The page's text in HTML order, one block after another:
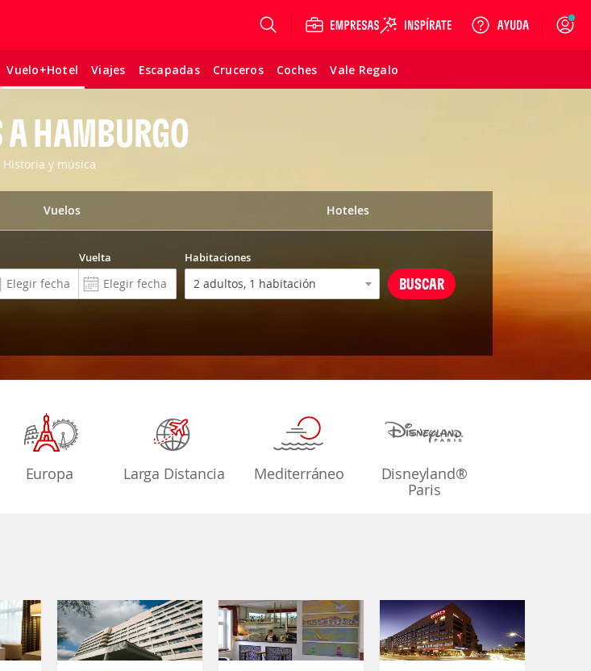
Vuelo+Hotel Viajes Escapadas Cruceros Coches Vale Regalo
Login
HAMBURGO
Historia y música
Vuelos Hoteles
Vuelta Habitaciones
Europa Larga Distancia Mediterráneo
Disneyland®
Paris